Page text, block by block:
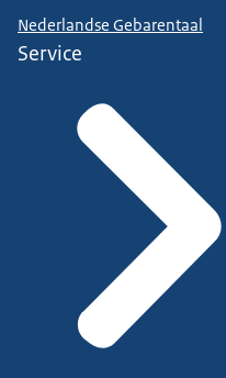
Nederlandse Gebarentaal
Service